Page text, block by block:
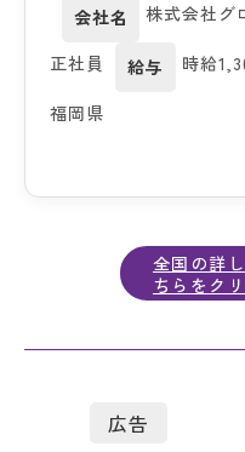
会社名 株式会社グ
正社員
給与 時給
福岡県
全国の詳
ちらをク
広告